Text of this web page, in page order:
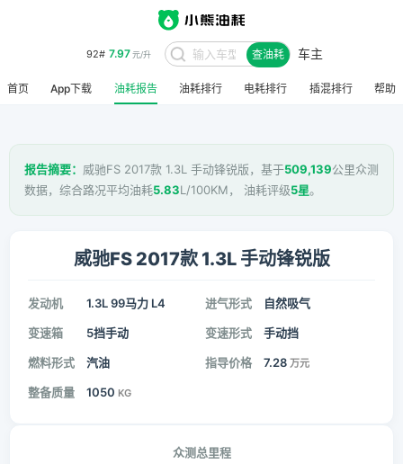
查油耗 车主
首页 App下载 油耗报告 油耗排行 电耗排行 插混排行 帮助
报告摘要： 威驰FS 2017款 1.3L 手动锋锐版，基于509,139公里众测
数据，综合路况平均油耗5.83L/100KM， 油耗评级5星。
威驰FS 2017款 1.3L 手动锋锐版
发动机 1.3L 99马力 L4 进气形式 自然吸气
变速箱 5挡手动 变速形式 手动挡
燃料形式 汽油 指导价格 7.28 万元
整备质量 1050 KG
众测总里程